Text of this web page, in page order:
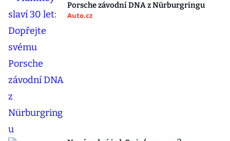
Porsche závodní DNA z Nürburgringu
Auto.cz